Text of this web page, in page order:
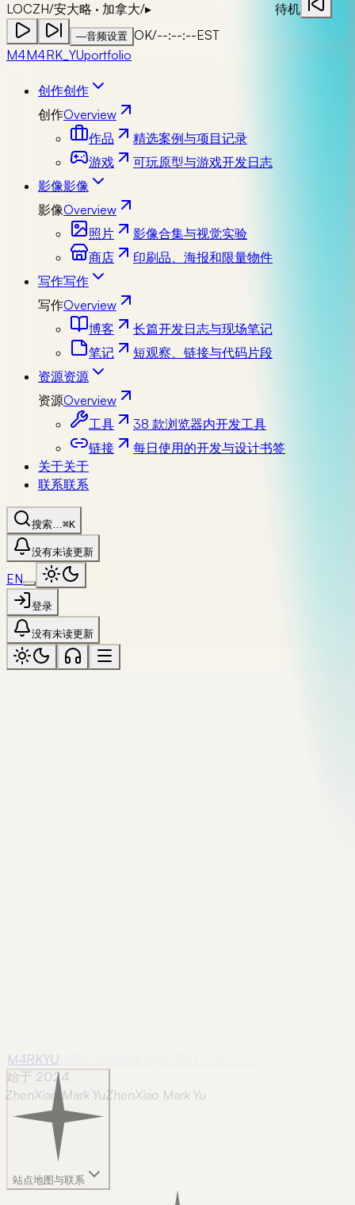
LOCZH/安大略 · 加拿大/▸ 待机
—音频设置 OK/--:--:--EST
M4M4RK_YUportfolio
创作创作
创作Overview
作品
精选案例与项目记录
游戏
可玩原型与游戏开发日志
影像影像
影像Overview
照片
影像合集与视觉实验
商店
印刷品、海报和限量物件
写作写作
写作Overview
博客
长篇开发日志与现场笔记
笔记
短观察、链接与代码片段
资源资源
资源Overview
工具
38 款浏览器内开发工具
链接
每日使用的开发与设计书签
关于关于
联系联系
搜索…⌘K
没有未读更新
EN
登录
没有未读更新
全部资源
№28/44·Tool
M4RKYUM4RKYU
始于 2024
ZhenXiao Mark YuZhenXiao Mark Yu
站点地图与联系